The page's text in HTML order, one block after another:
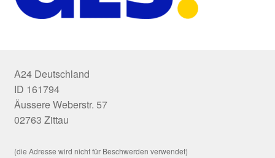
A24 Deutschland
ID 161794
Äussere Weberstr. 57
02763 Zittau
(die Adresse wird nicht für Beschwerden verwendet)